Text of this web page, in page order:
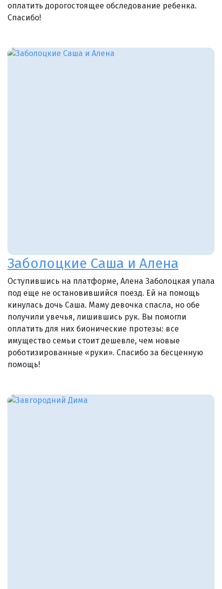
оплатить дорогостоящее обследование ребенка.
Спасибо!
Заболоцкие Саша и Алена
Оступившись на платформе, Алена Заболоцкая упала
под еще не остановившийся поезд. Ей на помощь
кинулась дочь Саша. Маму девочка спасла, но обе
получили увечья, лишившись рук. Вы помогли
оплатить для них бионические протезы: все
имущество семьи стоит дешевле, чем новые
роботизированные «руки». Спасибо за бесценную
помощь!